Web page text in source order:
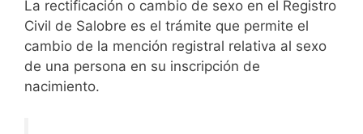
La rectificación o cambio de sexo en el Registro
Civil de Salobre es el trámite que permite el
cambio de la mención registral relativa al sexo
de una persona en su inscripción de
nacimiento.